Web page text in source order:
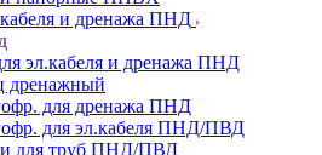
и дренажа ПНД
эл.кабеля и дренажа ПНД
дренажный
для дренажа ПНД
для эл.кабеля ПНД/ПВД
для труб ПНД/ПВД